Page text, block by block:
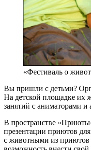
«Фестиваль о
Вы пришли с детьми?
На детской площадке их
занятий с аниматорами и
В пространстве
презентации приютов
с животными из приютов